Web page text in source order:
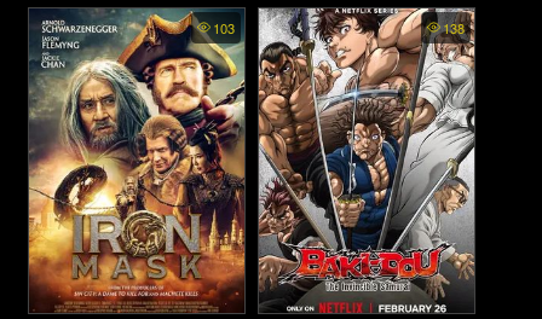
Strangers in the Park - คน
แปลกหน้าในสวน (2026)
Karada Sagashi: The Last
Night - ตามล่าศพสยอง คืน
สุดท้าย (2025)
103 138